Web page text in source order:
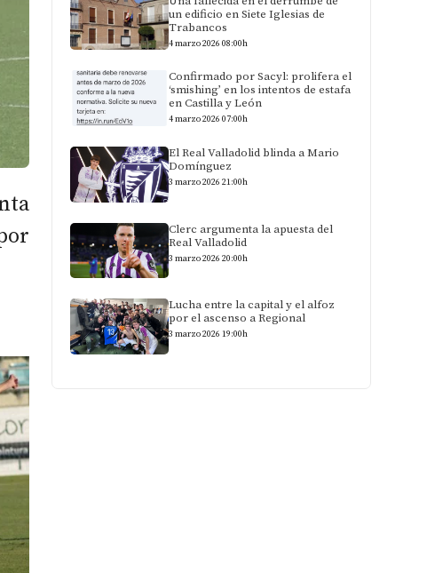
un edificio en Siete Iglesias de
Trabancos
4 marzo 2026 08:00h
Confirmado por Sacyl: prolifera el
‘smishing’ en los intentos de estafa
en Castilla y León
4 marzo 2026 07:00h
El Real Valladolid blinda a Mario
Domínguez
3 marzo 2026 21:00h
Clerc argumenta la apuesta del
Real Valladolid
3 marzo 2026 20:00h
Lucha entre la capital y el alfoz
por el ascenso a Regional
3 marzo 2026 19:00h